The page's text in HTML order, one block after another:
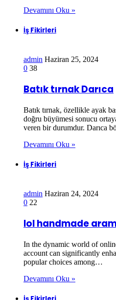
Devamını Oku »
İş Fikirleri
admin Haziran 25, 2024
0 38
Batık tırnak Darıca
Batık tırnak, özellikle ayak
doğru büyümesi sonucu
veren bir durumdur. Darıca
Devamını Oku »
İş Fikirleri
admin Haziran 24, 2024
0 22
lol handmade
In the dynamic world of
account can significantly
popular choices among…
Devamını Oku »